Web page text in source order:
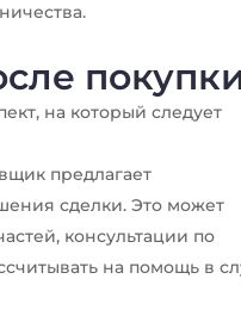
на который следует
предлагает
сделки. Это может
консультации по
на помощь в